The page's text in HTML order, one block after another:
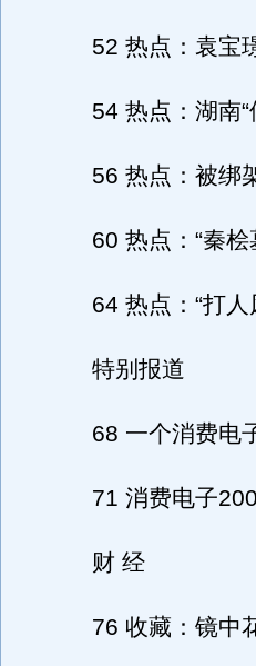
52 热点：袁宝璟
54 热点：湖南“
56 热点：被绑架
60 热点：“秦桧
64 热点：“打人
特别报道
68 一个消费电子
71 消费电子
财 经
76 收藏：镜中